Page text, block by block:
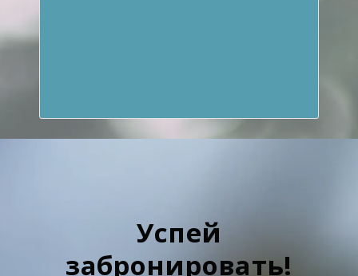
Успей
забронировать!